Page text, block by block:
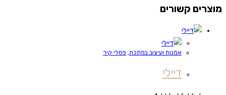
מוצרים קשורים
אמנות ועיצוב במתכת, פסלי קיר
דיילי